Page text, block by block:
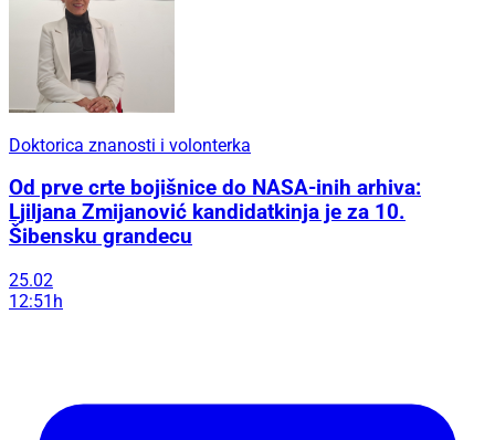
Doktorica znanosti i volonterka
Od prve crte bojišnice do NASA-inih arhiva:
Ljiljana Zmijanović kandidatkinja je za 10.
Šibensku grandecu
25.02
12:51h